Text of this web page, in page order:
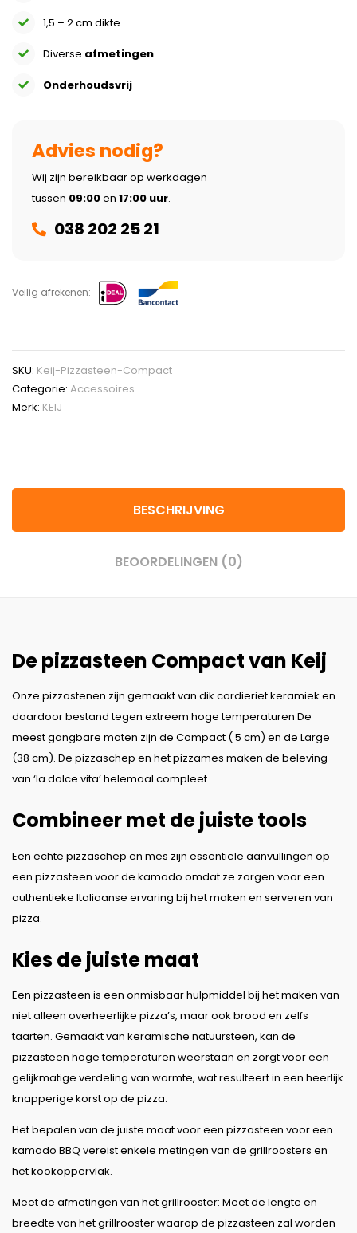
1,5 – 2 cm dikte
Diverse afmetingen
Onderhoudsvrij
Advies nodig?
Wij zijn bereikbaar op werkdagen
tussen 09:00en 17:00 uur.
038 202 25 21
Veilig afrekenen:
SKU: Keij-Pizzasteen-Compact
Categorie: Accessoires
Merk: KEIJ
BESCHRIJVING
BEOORDELINGEN (0)
De pizzasteen Compact van Keij
Onze pizzastenen zijn gemaakt van dik cordieriet keramiek en
daardoor bestand tegen extreem hoge temperaturen De
meest gangbare maten zijn de Compact ( 5 cm) en de Large
(38 cm). De pizzaschep en het pizzames maken de beleving
van ‘la dolce vita’ helemaal compleet.
Combineer met de juiste tools
Een echte pizzaschep en mes zijn essentiële aanvullingen op
een pizzasteen voor de kamado omdat ze zorgen voor een
authentieke Italiaanse ervaring bij het maken en serveren van
pizza.
Kies de juiste maat
Een pizzasteen is een onmisbaar hulpmiddel bij het maken van
niet alleen overheerlijke pizza’s, maar ook brood en zelfs
taarten. Gemaakt van keramische natuursteen, kan de
pizzasteen hoge temperaturen weerstaan en zorgt voor een
gelijkmatige verdeling van warmte, wat resulteert in een heerlijk
knapperige korst op de pizza.
Het bepalen van de juiste maat voor een pizzasteen voor een
kamado BBQ vereist enkele metingen van de grillroosters en
het kookoppervlak.
Meet de afmetingen van het grillrooster: Meet de lengte en
breedte van het grillrooster waarop de pizzasteen zal worden